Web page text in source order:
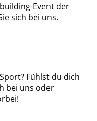
Event der
sich bei uns.
Fühlst du dich
bei uns oder